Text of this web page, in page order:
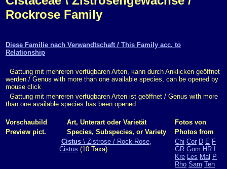
Rockrose Family
Diese Familie nach Verwandtschaft / This Family acc. to
Relationship
Gattung mit mehreren verfügbaren Arten, kann durch Anklicken geöffnet
werden / Genus with more than one available species, can be opened by
mouse click
Gattung mit mehreren verfügbaren Arten ist geöffnet / Genus with more
than one available species has been opened
Vorschaubild Art, Unterart oder Varietät
Fotos von
Preview pict.
Species, Subspecies, or Variety
Photos from
Cistus \ Zistrose / Rock-Rose,
Cistus (10 Taxa)
Chi Cor D E F
GR Gom HR
Kre Les Mal P
Rho Sam Ten